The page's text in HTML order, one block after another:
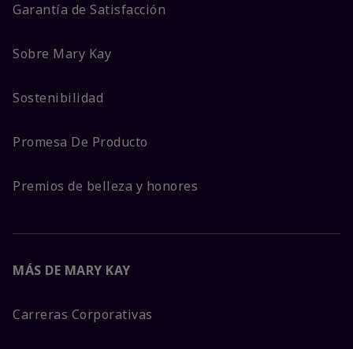
Garantía de Satisfacción
Sobre Mary Kay
Sostenibilidad
Promesa De Producto
Premios de belleza y honores
MÁS DE MARY KAY
Carreras Corporativas